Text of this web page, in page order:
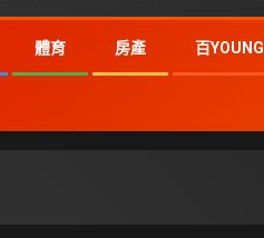
體育 房產 百YOUNG